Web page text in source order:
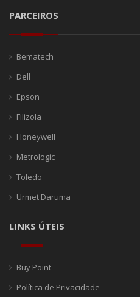
PARCEIROS
Bematech
Dell
Epson
Filizola
Honeywell
Metrologic
Toledo
Urmet Daruma
LINKS ÚTEIS
Buy Point
Política de Privacidade